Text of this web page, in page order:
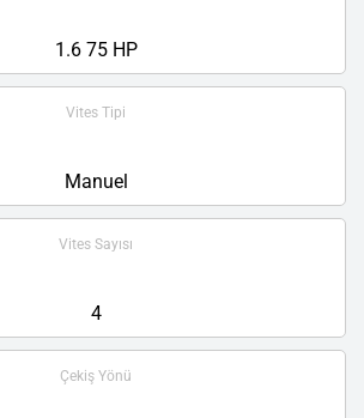
1.6 75 HP
Vites Tipi
Manuel
Vites Sayısı
4
Çekiş Yönü